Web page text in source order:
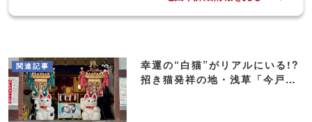
浅草駅
地図や詳細情報を見る